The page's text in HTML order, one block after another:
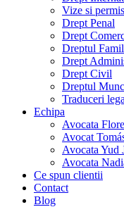
Vize si
Drept Penal
Drept
Dreptul
Drept
Drept Civil
Dreptul
Traduceri
Echipa
Avocata
Avocat
Avocata Yud
Avocata
Ce spun clientii
Contact
Blog